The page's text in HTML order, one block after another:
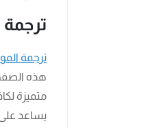
ترجمة
ترجمة
هذه
متميزة
يساعد